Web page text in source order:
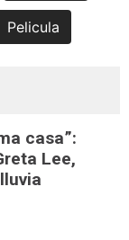
Pelicula
casa”:
Lee,